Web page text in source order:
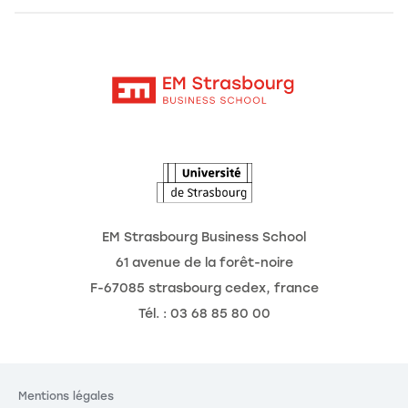
EM Strasbourg Business School
61 avenue de la forêt-noire
F-67085 strasbourg cedex, france
Tél. : 03 68 85 80 00
Mentions légales